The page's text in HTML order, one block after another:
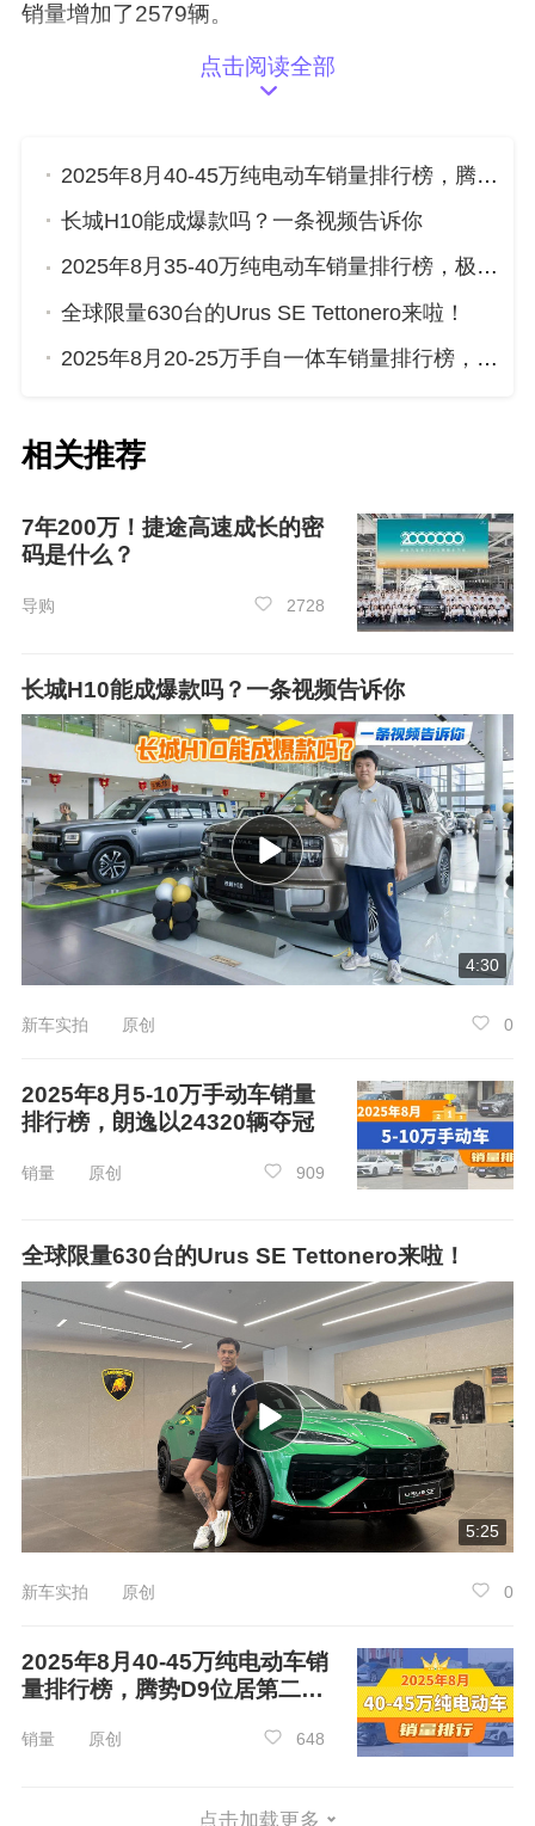
销量增加了2579辆。
第7名：奥迪A3（6620辆）
奥迪A3在2025年6月份的销量为6620辆，同
比增长29.47%，环比增长21.6%，在两厢车中销
量位列第7。相比于5月，奥迪A3的销量增加了11
76辆。
6月新进入榜单车型：
在2025年6月两厢车销量排行榜单中，新进
入榜单的车型有高尔夫，高尔夫的销量为4084
台，在榜单中位列第9名。
众车网观点：
在两厢车销量排行榜中，6月份海鸥、宏光M
INI EV、海豚车型展现了出色的市场表现，它们
的销量遥遥领先，赢得了众多消费者的认可。如
单将是您不容错过的参考。让我们一起揭开这些
热销车型的神秘面纱，看看它们究竟具备了哪些
吸引人的特质和优势，相信这些信息一定会对您
未来的购车决策提供有价值的参考。
点击阅读全部
2025年8月40-45万纯电动车销量排行榜，腾势D9位居第二，第一名你绝对想不到
长城H10能成爆款吗？一条视频告诉你
2025年8月35-40万纯电动车销量排行榜，极氪001位居第二，第一名你绝对想不到
全球限量630台的Urus SE Tettonero来啦！
2025年8月20-25万手自一体车销量排行榜，红旗HS5屈居第三，传祺GS8成最大黑马
相关推荐
7年200万！捷途高速成长的密
码是什么？
导购 2728
长城H10能成爆款吗？一条视频告诉你
4:30
新车实拍 原创 0
2025年8月5-10万手动车销量
排行榜，朗逸以24320辆夺冠
销量 原创 909
全球限量630台的Urus SE Tettonero来啦！
5:25
新车实拍 原创 0
2025年8月40-45万纯电动车销
量排行榜，腾势D9位居第二，
销量 原创 648
点击加载更多